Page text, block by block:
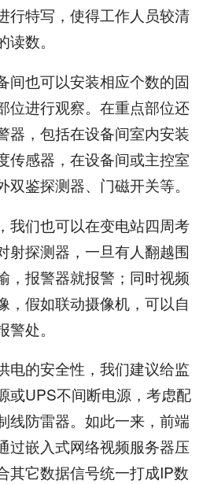
行特写，使得工作人员较清
数。
间也可以安装相应个数的固
位进行观察。在重点部位还
器，包括在设备间室内安装
传感器，在设备间或主控室
鉴探测器、门磁开关等。
我们也可以在变电站四周考
射探测器，一旦有人翻越围
，报警器就报警；同时视频
，假如联动摄像机，可以自
处。
电的安全性，我们建议给监
或UPS不间断电源，考虑配
线防雷器。如此一来，前端
过嵌入式网络视频服务器压
其它数据信号统一打成IP数